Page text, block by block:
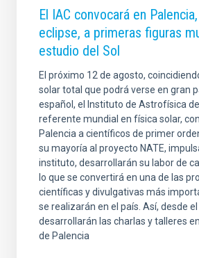
El IAC convocará en
eclipse, a primeras figuras
estudio del Sol
El próximo 12 de agosto,
solar total que podrá verse en gran
español, el Instituto de Astrofísica
referente mundial en física solar,
Palencia a científicos de primer
su mayoría al proyecto NATE,
instituto, desarrollarán su labor de
lo que se convertirá en una de las
científicas y divulgativas más
se realizarán en el país. Así, desde el
desarrollarán las charlas y talleres
de Palencia